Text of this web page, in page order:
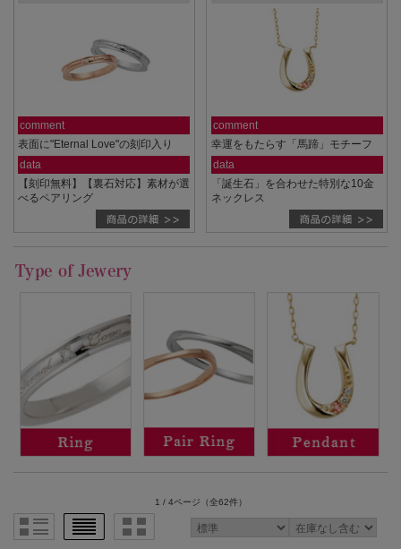
comment
表面に"Eternal Love"の刻印入り
data
【刻印無料】【裏石対応】素材が選
べるペアリング
comment
幸運をもたらす「馬蹄」モチーフ
data
「誕生石」を合わせた特別な10金
ネックレス
1 / 4ページ （全62件）